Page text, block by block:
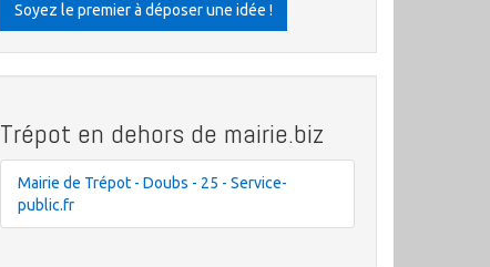
Soyez le premier à déposer une idée !
Trépot en dehors de mairie.biz
Mairie de Trépot - Doubs - 25 - Service-
public.fr